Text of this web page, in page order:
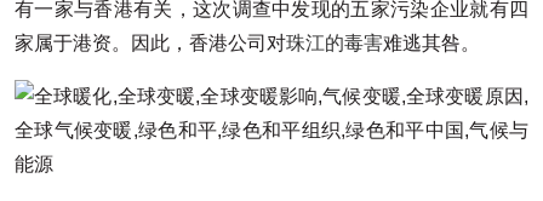
有一家与香港有关，这次调查中发现的五家污染企业就有四
家属于港资。因此，香港公司对珠江的毒害难逃其咎。